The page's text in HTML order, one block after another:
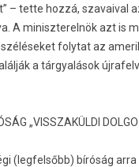
– tette hozzá, szavaiv­al
A miniszterel­nök azt is
folytat az
a tárgyalások
„VISSZAKÜL­DI
(leg­felsőbb) bíróság